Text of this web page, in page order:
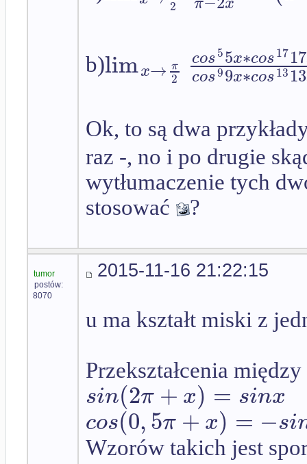
2
b)limx→ π
2
cos55x∗cos1717
cos99x∗cos1313
Ok, to są dwa
raz -, no i po drugie
wytłumaczenie tych
stosować
?
tumor
postów:
8070
2015-11-16 21:22:15
u ma kształt miski z
Przekształcenia
sin(2π + x) = sinx
cos(0,5π +x) = −si
Wzorów takich jest